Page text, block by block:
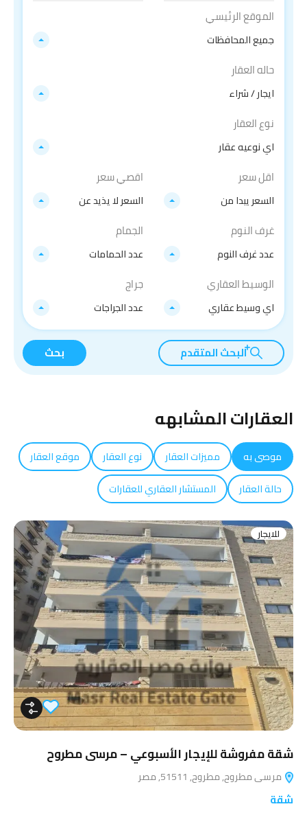
الموقع الرئيسي
جميع المحافظات
حاله العقار
ايجار / شراء
نوع العقار
اي نوعيه عقار
اقل سعر
السعر يبدا من
اقصي سعر
السعر لا يذيد عن
غرف النوم
عدد غرف النوم
الجمام
عدد الحمامات
الوسيط العقاري
اي وسيط عقاري
جراج
عدد الجراجات
البحث المتقدم بحث
العقارات المشابهه
موصى به مميزات العقار نوع العقار
موقع العقار
حالة العقار
المستشار العقاري للعقارات
للايجار
شقة مفروشة للإيجار الأسبوعي – مرسى مطروح
مرسى مطروح, مطروح, 51511, مصر
شقة